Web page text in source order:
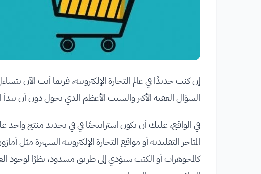
إن كنت جديدًا في عالم التجارة الإلكترونية، فربما أنت الآن
السؤال العقبة الأكبر والسبب الأعظم الذي يحول دون أن
في الواقع، عليك أن تكون استراتيجيًا في في تحديد منتج
المتاجر التقليدية أو مواقع التجارة الإلكترونية الشهيرة
كالمجوهرات أو الكتب سيؤدي إلى طريق مسدود، نظرًا لوجود